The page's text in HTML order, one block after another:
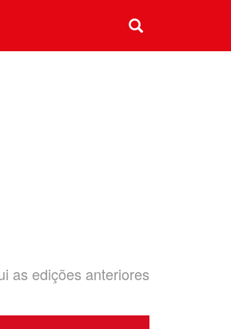
as edições anteriores